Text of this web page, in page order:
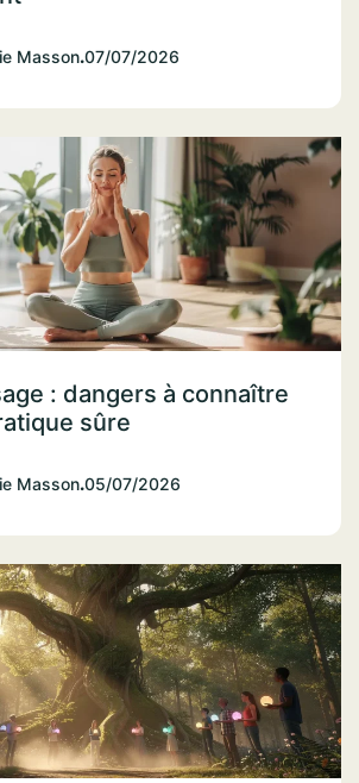
Masson.07/07/2026
: dangers à connaître
sûre
Masson.05/07/2026